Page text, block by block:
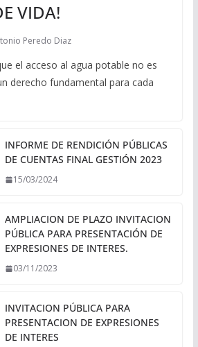
VIDA!
Peredo Diaz
el acceso al agua potable no es
derecho fundamental para cada
INFORME DE RENDICIÓN PÚBLICAS
DE CUENTAS FINAL GESTIÓN 2023
15/03/2024
AMPLIACION DE PLAZO INVITACION
PÚBLICA PARA PRESENTACIÓN DE
EXPRESIONES DE INTERES.
03/11/2023
INVITACION PÚBLICA PARA
PRESENTACION DE EXPRESIONES
DE INTERES